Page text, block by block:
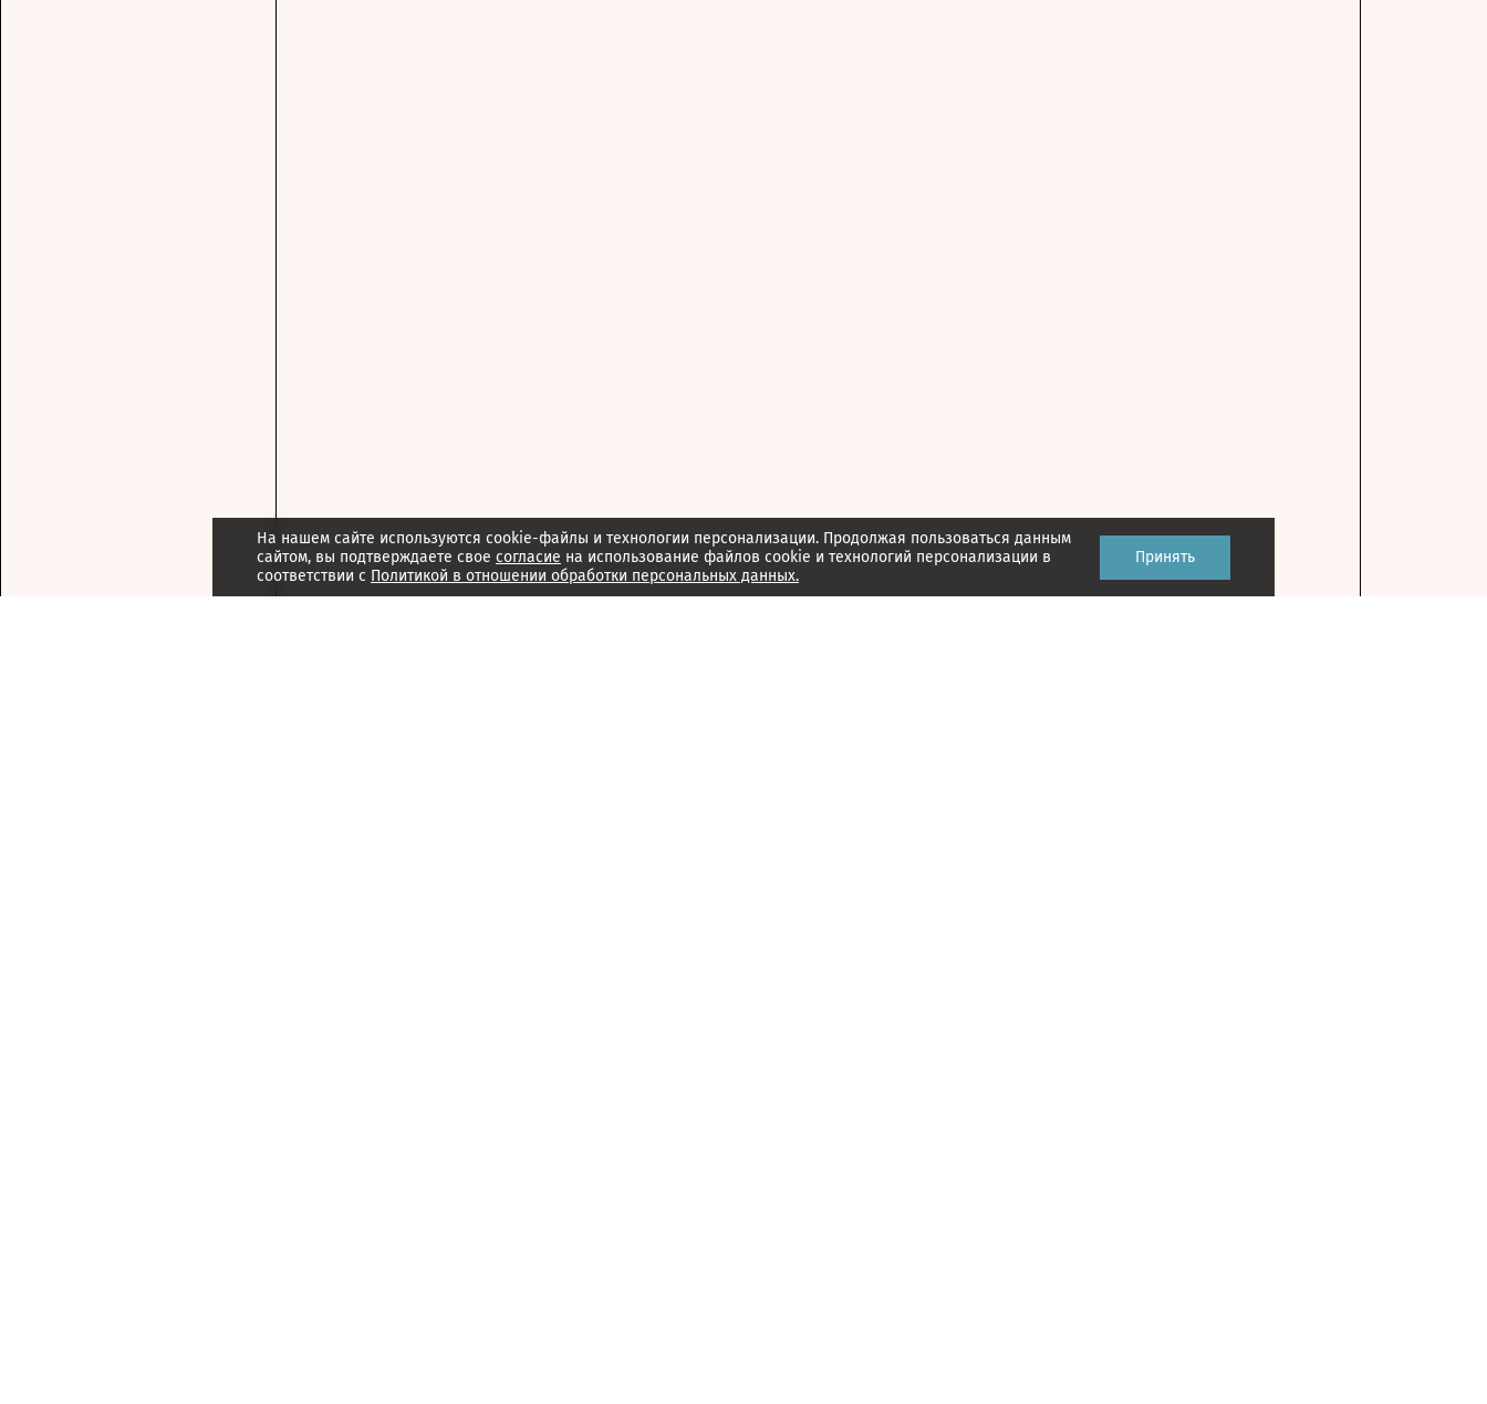
На нашем сайте используются cookie-файлы и технологии персонализации. Продолжая пользоваться данным
сайтом, вы подтверждаете свое согласие на использование файлов cookie и технологий персонализации в
соответствии с Политикой в отношении обработки персональных данных.
Принять